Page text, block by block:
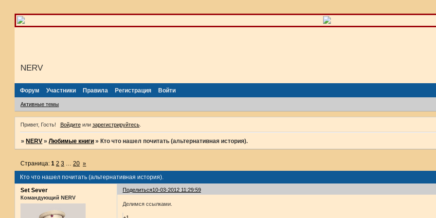
NERV
Форум Участники Правила Регистрация Войти
Активные темы
Привет, Гость! Войдитеили зарегистрируйтесь.
»NERV »Любимые книги »Кто что нашел почитать (альтернативная история).
Кто что нашел почитать (альтернативная история).
Страница:1 2 3 … 20 »
Поделиться10-03-2012 11:29:59
Set Sever
Командующий NERV
Делимся ссылками.